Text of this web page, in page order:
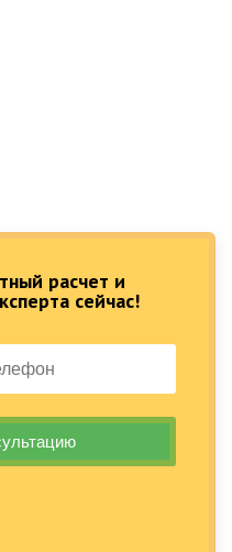
расчет и
сейчас!